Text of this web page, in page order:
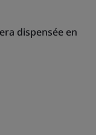
dispensée en